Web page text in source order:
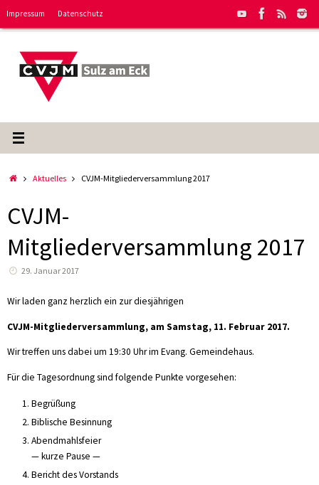
Impressum Datenschutz
StartAktuelles CVJM-Mitgliederversammlung 2017
CVJM-
Mitgliederversammlung 2017
29. Januar 2017
Wir laden ganz herzlich ein zur diesjährigen
CVJM-Mitgliederversammlung, am Samstag, 11. Februar 2017.
Wir treffen uns dabei um 19:30 Uhr im Evang. Gemeindehaus.
Für die Tagesordnung sind folgende Punkte vorgesehen:
Begrüßung
Biblische Besinnung
Abendmahlsfeier
— kurze Pause —
Bericht des Vorstands